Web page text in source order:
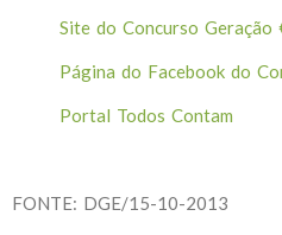
Site do Concurso Geração
Página do Facebook do
Portal Todos Contam
FONTE: DGE/15-10-2013